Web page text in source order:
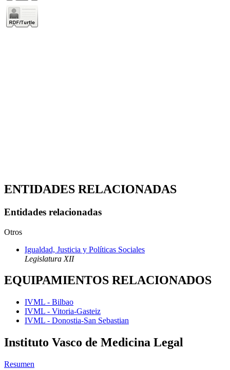
ENTIDADES RELACIONADAS
Entidades relacionadas
Otros
Igualdad, Justicia y Políticas Sociales
Legislatura XII
EQUIPAMIENTOS RELACIONADOS
IVML - Bilbao
IVML - Vitoria-Gasteiz
IVML - Donostia-San Sebastian
Instituto Vasco de Medicina Legal
Resumen